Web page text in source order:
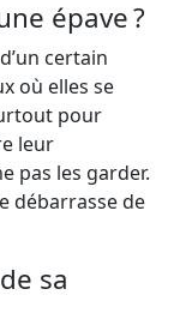
épave ?
certain
où elles se
pour
leur
pas les garder.
débarrasse de
sa